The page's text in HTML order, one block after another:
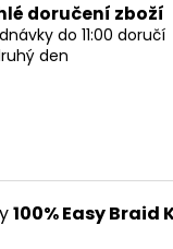
doručení zboží
do 11:00 doručí
den
100% Easy Braid